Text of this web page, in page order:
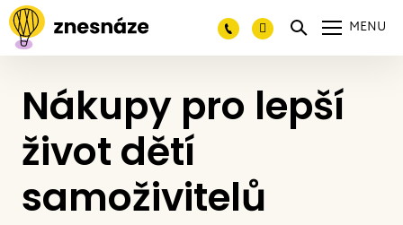
MENU
Nákupy pro lepší
život dětí
samoživitelů